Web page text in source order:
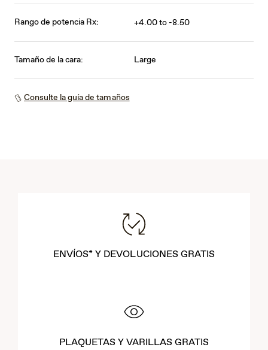
Rango de potencia Rx: +4.00 to -8.50
Tamaño de la cara: Large
Consulte la guía de tamaños
ENVÍOS* Y DEVOLUCIONES GRATIS
PLAQUETAS Y VARILLAS GRATIS